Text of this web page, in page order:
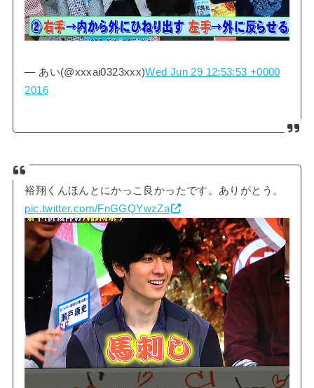
— あい(@xxxai0323xxx)Wed Jun 29 12:53:53 +0000
2016
裕翔くんほんとにかっこ良かったです。ありがとう。
pic.twitter.com/FnGGQYwzZa